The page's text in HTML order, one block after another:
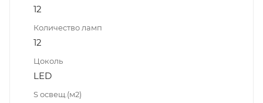
12
Количество ламп
12
Цоколь
LED
S освещ.(м2)